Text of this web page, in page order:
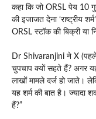
कहा कि जो ORSL पेय 10
की इजाजत देना ‘राष्ट्रीय
ORSL स्टॉक की बिक्री या
Dr Shivaranjini ने X
चुपचाप क्यों सहते हैं? अगर
लाखों मामले दर्ज हो जाते।
यह शर्म की बात है।
हैं?”